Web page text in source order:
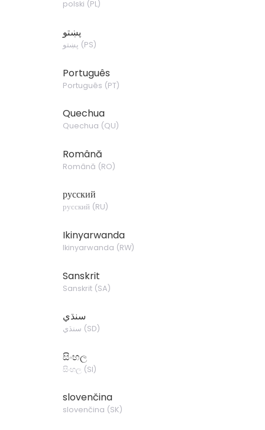
polski (PL)
پښتو
پښتو (PS)
Português
Português (PT)
Quechua
Quechua (QU)
Română
Română (RO)
русский
русский (RU)
Ikinyarwanda
Ikinyarwanda (RW)
Sanskrit
Sanskrit(SA)
سنڌي
سنڌي (SD)
සිංහල
සිංහල (SI)
slovenčina
slovenčina (SK)